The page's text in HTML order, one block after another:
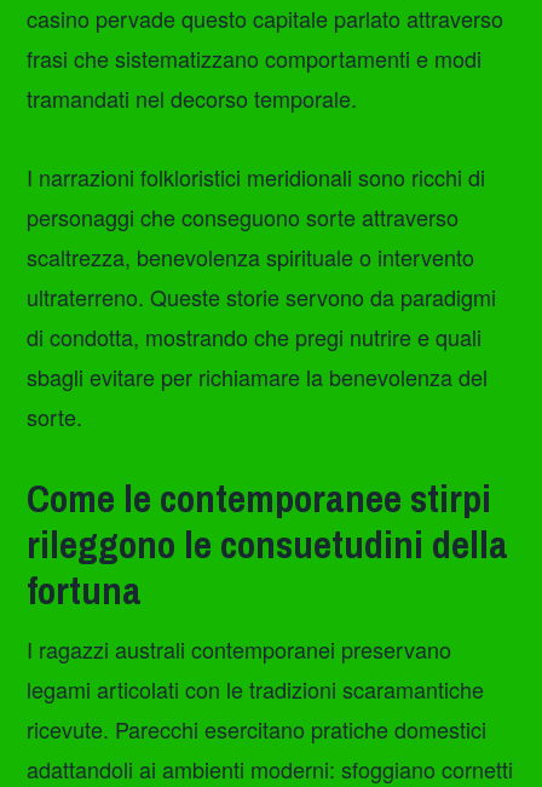
casino pervade questo capitale parlato attraverso
frasi che sistematizzano comportamenti e modi
tramandati nel decorso temporale.
I narrazioni folkloristici meridionali sono ricchi di
personaggi che conseguono sorte attraverso
scaltrezza, benevolenza spirituale o intervento
ultraterreno. Queste storie servono da paradigmi
di condotta, mostrando che pregi nutrire e quali
sbagli evitare per richiamare la benevolenza del
sorte.
Come le contemporanee stirpi
rileggono le consuetudini della
fortuna
I ragazzi australi contemporanei preservano
legami articolati con le tradizioni scaramantiche
ricevute. Parecchi esercitano pratiche domestici
adattandoli ai ambienti moderni: sfoggiano cornetti